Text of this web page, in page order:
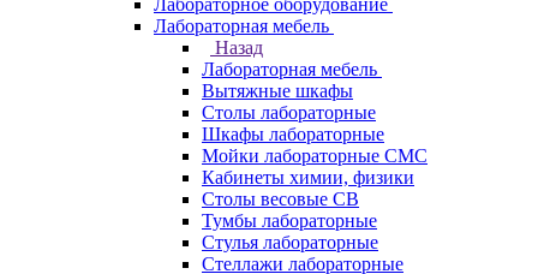
Лабораторное оборудование
Лабораторная мебель
Назад
Лабораторная мебель
Вытяжные шкафы
Столы лабораторные
Шкафы лабораторные
Мойки лабораторные СМС
Кабинеты химии, физики
Столы весовые СВ
Тумбы лабораторные
Стулья лабораторные
Стеллажи лабораторные